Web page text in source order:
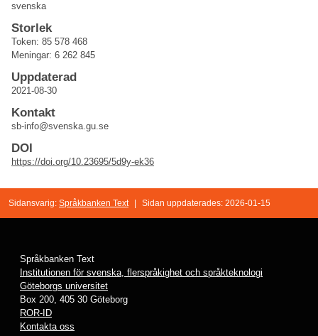
svenska
Storlek
Token: 85 578 468
Meningar: 6 262 845
Uppdaterad
2021-08-30
Kontakt
sb-info@svenska.gu.se
DOI
https://doi.org/10.23695/5d9y-ek36
Sidansvarig: Språkbanken Text Sidan uppdaterades: 2026-01-15
Språkbanken Text
Institutionen för svenska, flerspråkighet och språkteknologi
Göteborgs universitet
Box 200, 405 30 Göteborg
ROR-ID
Kontakta oss